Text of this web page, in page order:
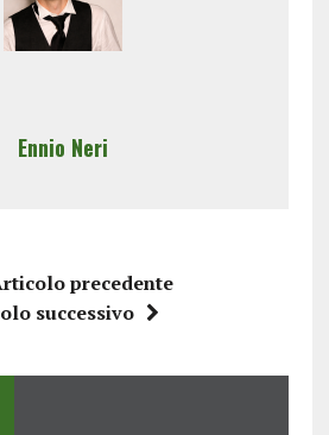
Ennio Neri
precedente
successivo